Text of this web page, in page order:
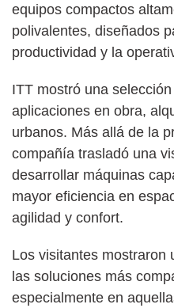
equipos compactos
polivalentes, diseñados
productividad y la
ITT mostró una
aplicaciones en obra,
urbanos. Más allá de la
compañía trasladó una
desarrollar máquinas
mayor eficiencia en
agilidad y confort.
Los visitantes mostraron
las soluciones más
especialmente en